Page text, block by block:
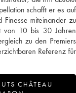
schafft er es auf
miteinander zu
von 10 bis 30 Jahren
zu den Premiers
Referenz für
CHÂTEAU